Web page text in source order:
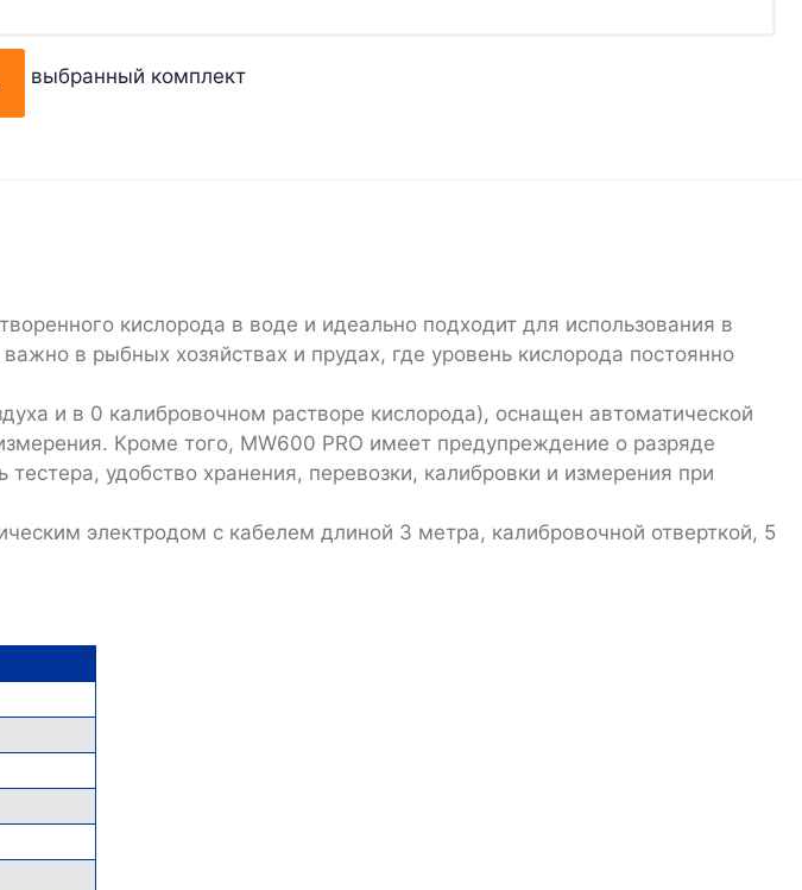
выбранный комплект
кислорода в воде и идеально подходит для использования в
в рыбных хозяйствах и прудах, где уровень кислорода постоянно
и в 0 калибровочном растворе кислорода), оснащен автоматической
Кроме того, MW600 PRO имеет предупреждение о разряде
тестера, удобство хранения, перевозки, калибровки и измерения при
электродом с кабелем длиной 3 метра, калибровочной отверткой, 5